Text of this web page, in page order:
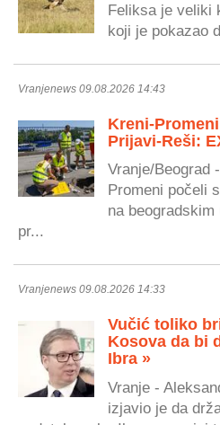
Feliksa je veliki
koji je pokazao
Vranjenews 09.08.2026 14:43
Kreni-
Prijavi-Reši:
Vranje/Beograd
Promeni počeli
na
pr...
Vranjenews 09.08.2026 14:33
Vučić toliko
Kosova da bi
Ibra »
Vranje -
izjavio je da